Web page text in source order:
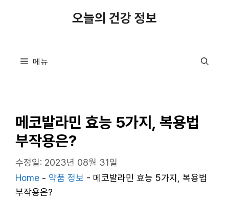
오늘의 건강 정보
메뉴
메코발라민 효능 5가지, 복용법
부작용은?
수정일: 2023년 08월 31일
Home - 약품 정보 - 메코발라민 효능 5가지, 복용법
부작용은?